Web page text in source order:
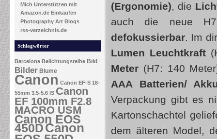
Mich Unterstützen mit
Amazon.de Einkäufen
Photography Art Blogs
rss-verzeichnis.de
Schlagwörter
Barcelona Belichtungsreihe Bild
Bilder Blume
Canon Canon EF-S 18-
55mm 3.5-5.6 IS Canon
EF 100mm F2.8
MACRO USM
Canon EOS
450DCanon
(Ergonomie), die
auch die neue
defokussierbar. Im
Lumen Leuchtkraft
Meter (H7: 140
AAA Batterien/
Verpackung gibt es
Kartonschachtel
dem älteren Model,